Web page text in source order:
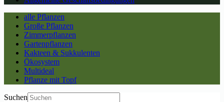
alle Pflanzen
Große Pflanzen
Zimmerpflanzen
Gartenpflanzen
Kakteen & Sukkulenten
Ökosystem
Multideal
Pflanze mit Topf
Suchen